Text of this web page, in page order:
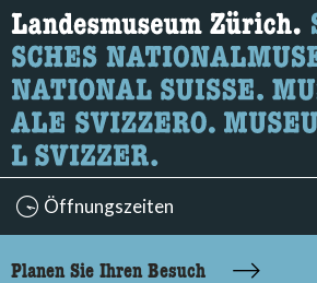
Wonach suchen Sie?
Hier können Sie nach Inhalten der Seite
Öffnungszeiten
Planen Sie Ihren Besuch